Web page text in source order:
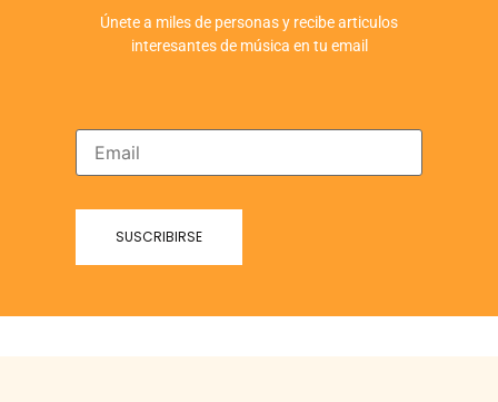
Únete a miles de personas y recibe articulos
interesantes de música en tu email